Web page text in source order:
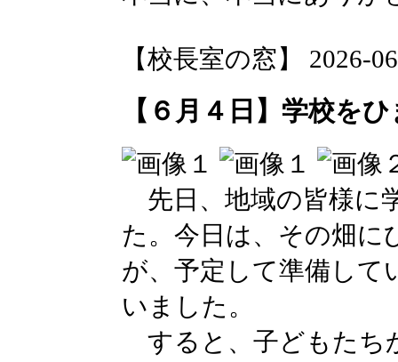
【校長室の窓】 2026-
【６月４日】学校を
先日、地域の皆様に
た。今日は、その畑
が、予定して準備して
いました。
すると、子どもたち